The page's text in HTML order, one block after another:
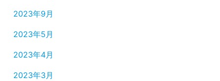
2023年9月
2023年5月
2023年4月
2023年3月